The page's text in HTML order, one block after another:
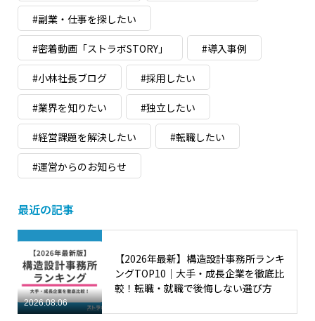
#副業・仕事を探したい
#密着動画「ストラボSTORY」 #導入事例
#小林社長ブログ #採用したい
#業界を知りたい #独立したい
#経営課題を解決したい #転職したい
#運営からのお知らせ
最近の記事
2026.08.06
【2026年最新】構造設計事務所ランキ
ングTOP10｜大手・成長企業を徹底比
較！転職・就職で後悔しない選び方